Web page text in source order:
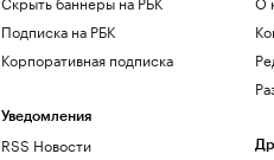
Подписка на РБК
Корпоративная подписка
Уведомления
RSS Новости